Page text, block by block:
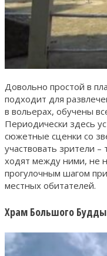
Довольно простой в
подходит для
в вольерах, обучены
Периодически здесь
сюжетные сценки со
участвовать зрители –
ходят между ними, не
прогулочным шагом
местных обитателей.
Храм Большого Будды